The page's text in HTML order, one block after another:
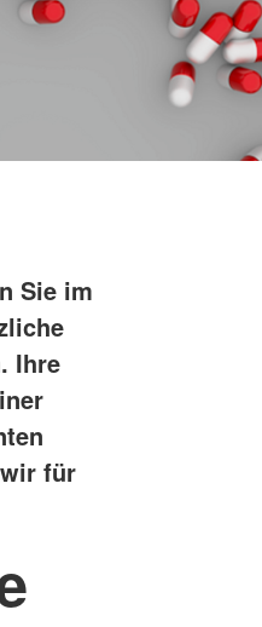
Sie im
Ihre
für